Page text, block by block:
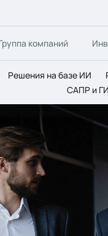
компаний
Решения на базе ИИ
САПР и